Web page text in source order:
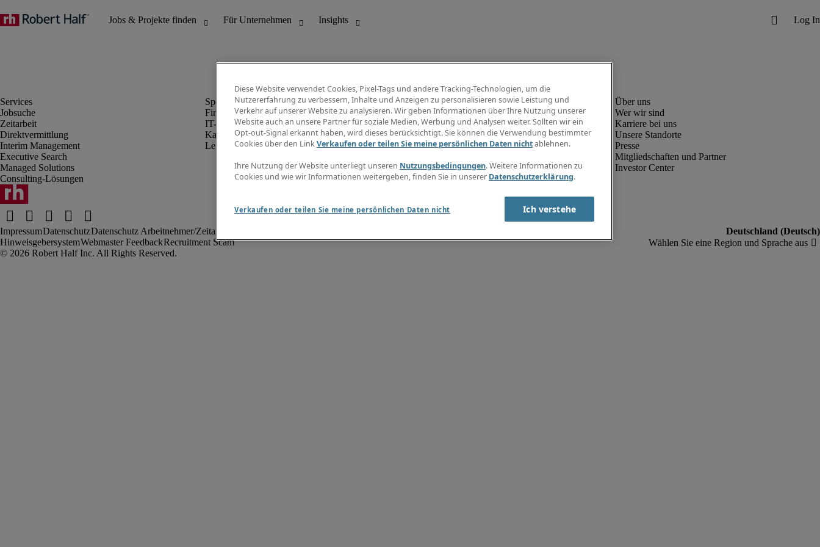
Jobsuche
Zeitarbeit
Direktvermittlung
Interim Management
Executive Search
Managed Solutions
Consulting-Lösungen
Finanz- & Rechnungswesen
IT-Bereich
Kaufmännischer Bereich
Legal
Info Center
Jobübersicht
Gehaltsübersicht
E-Learning
Wer wir sind
Karriere bei uns
Unsere Standorte
Presse
Mitgliedschaften und Partner
Investor Center
ImpressumDatenschutzDatenschutz Arbeitnehmer/Zeitarbeitskräfte
HinweisgebersystemWebmaster FeedbackRecruitment Scam
Diese Website verwendet Cookies, Pixel-Tags und andere Tracking-Technologien, um die
Nutzererfahrung zu verbessern, Inhalte und Anzeigen zu personalisieren sowie Leistung und
Verkehr auf unserer Website zu analysieren. Wir geben Informationen über Ihre Nutzung unserer
Website auch an unsere Partner für soziale Medien, Werbung und Analysen weiter. Sollten wir ein
Opt-out-Signal erkannt haben, wird dieses berücksichtigt. Sie können die Verwendung bestimmter
Cookies über den LinkVerkaufen oder teilen Sie meine persönlichen Daten nichtablehnen.
Ihre Nutzung der Website unterliegt unseren Nutzungsbedingungen. Weitere Informationen zu
Cookies und wie wir Informationen weitergeben, finden Sie in unserer Datenschutzerklärung.
Verkaufen oder teilen Sie meine persönlichen Daten nicht Ich verstehe